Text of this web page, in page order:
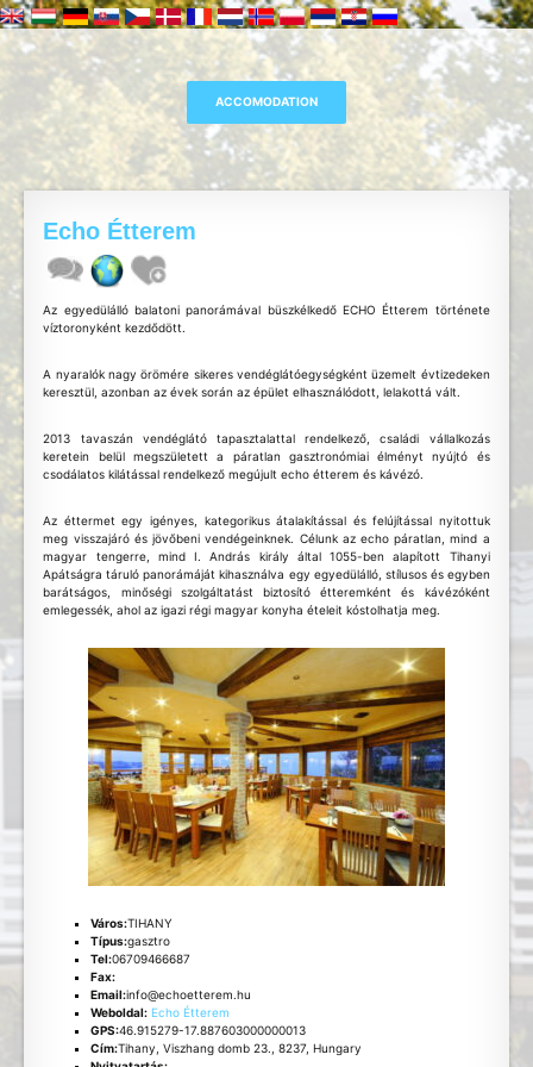
Echo Étterem
Az egyedülálló balatoni panorámával büszkélkedő ECHO Étterem története
víztoronyként kezdődött.
A nyaralók nagy örömére sikeres vendéglátóegységként üzemelt évtizedeken
keresztül, azonban az évek során az épület elhasználódott, lelakottá vált.
2013 tavaszán vendéglátó tapasztalattal rendelkező, családi vállalkozás
keretein belül megszületett a páratlan gasztronómiai élményt nyújtó és
csodálatos kilátással rendelkező megújult echo étterem és kávézó.
Az éttermet egy igényes, kategorikus átalakítással és felújítással nyitottuk
meg visszajáró és jövőbeni vendégeinknek. Célunk az echo páratlan, mind a
magyar tengerre, mind I. András király által 1055-ben alapított Tihanyi
Apátságra táruló panorámáját kihasználva egy egyedülálló, stílusos és egyben
barátságos, minőségi szolgáltatást biztosító étteremként és kávézóként
emlegessék, ahol az igazi régi magyar konyha ételeit kóstolhatja meg.
Város:TIHANY
Típus:gasztro
Tel:06709466687
Fax:
Email:info@echoetterem.hu
Weboldal: Echo Étterem
GPS:46.915279-17.887603000000013
Cím:Tihany, Viszhang domb 23., 8237, Hungary